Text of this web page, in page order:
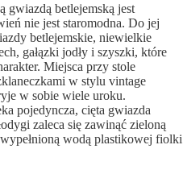
gwiazdą betlejemską jest
nie jest staromodna. Do jej
betlejemskie, niewielkie
gałązki jodły i szyszki, które
Miejsca przy stole
w stylu vintage
w sobie wiele uroku.
pojedyncza, cięta gwiazda
zaleca się zawinąć zieloną
wodą plastikowej fiolki